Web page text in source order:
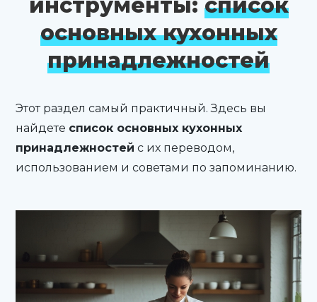
инструменты: список
основных кухонных
принадлежностей
Этот раздел самый практичный. Здесь вы
найдете список основных кухонных
принадлежностей с их переводом,
использованием и советами по запоминанию.